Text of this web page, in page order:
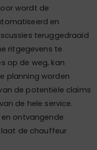
wordt de
en
teruggedraaid
ritgegevens te
op de weg, kan
planning worden
de potentiële claims
de hele service.
ontvangende
laat de chauffeur